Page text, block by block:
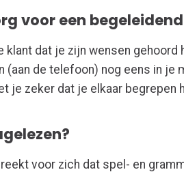
voor een
klant dat je zijn wensen
(aan de telefoon) nog eens in
je zeker dat je elkaar begrepen
voor zich dat spel- en